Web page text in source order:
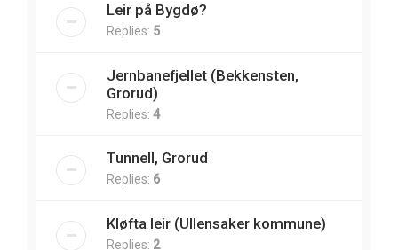
Leir på Bygdø?
Replies: 5
Jernbanefjellet (Bekkensten,
Grorud)
Replies: 4
Tunnell, Grorud
Replies: 6
Kløfta leir (Ullensaker kommune)
Replies: 2